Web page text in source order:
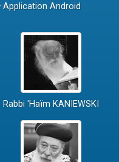
Application Android
Rabbi 'Haïm KANIEWSKI